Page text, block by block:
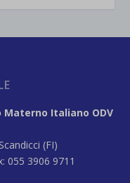
Italiano ODV
(FI)
055 3906 9711